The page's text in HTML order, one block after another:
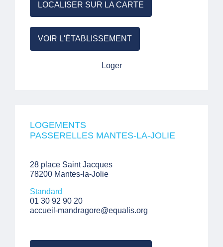
LOCALISER SUR LA CARTE
VOIR L'ÉTABLISSEMENT
Loger
LOGEMENTS
PASSERELLES MANTES-LA-JOLIE
28 place Saint Jacques
78200 Mantes-la-Jolie
Standard
01 30 92 90 20
accueil-mandragore@equalis.org